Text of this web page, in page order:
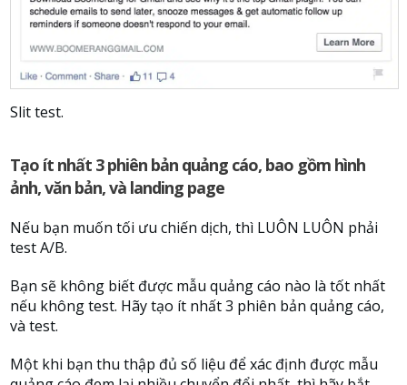
Slit test.
Tạo ít nhất 3 phiên bản quảng cáo, bao gồm hình
ảnh, văn bản, và landing page
Nếu bạn muốn tối ưu chiến dịch, thì LUÔN LUÔN phải
test A/B.
Bạn sẽ không biết được mẫu quảng cáo nào là tốt nhất
nếu không test. Hãy tạo ít nhất 3 phiên bản quảng cáo,
và test.
Một khi bạn thu thập đủ số liệu để xác định được mẫu